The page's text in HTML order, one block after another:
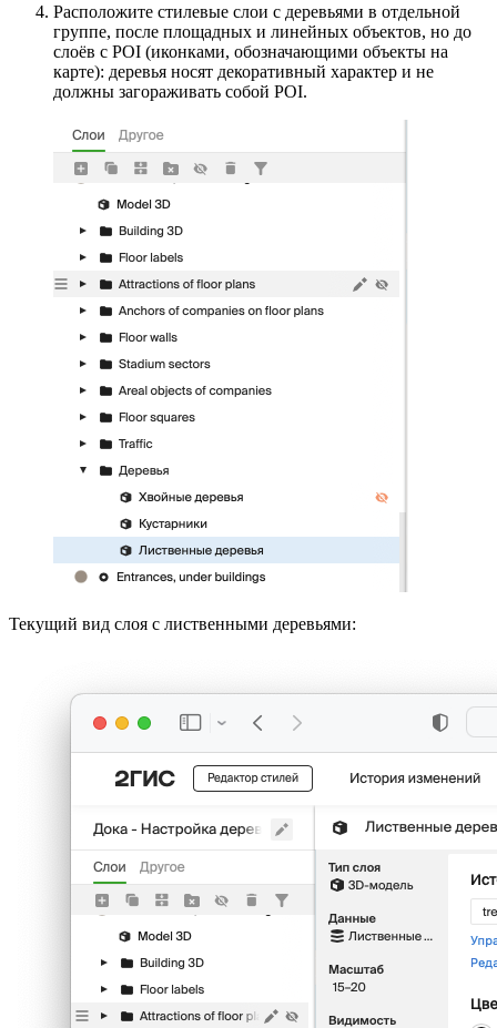
Расположите стилевые слои с деревьями в отдельной
группе, после площадных и линейных объектов, но до
слоёв с POI (иконками, обозначающими объекты на
карте): деревья носят декоративный характер и не
должны загораживать собой POI.
Текущий вид слоя с лиственными деревьями: